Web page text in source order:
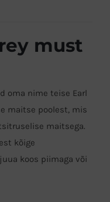
must
oma nime teise Earl
maitse poolest, mis
maitsega.
kõige
koos piimaga või